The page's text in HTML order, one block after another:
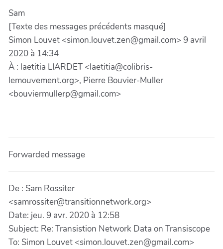
Sam
[Texte des messages précédents masqué]
Simon Louvet <simon.louvet.zen@gmail.com> 9 avril
2020 à 14:34
À : laetitia LIARDET <laetitia@colibris-
lemouvement.org>, Pierre Bouvier-Muller
<bouviermullerp@gmail.com>
Forwarded message
De : Sam Rossiter
<samrossiter@transitionnetwork.org>
Date: jeu. 9 avr. 2020 à 12:58
Subject: Re: Transistion Network Data on Transiscope
To: Simon Louvet <simon.louvet.zen@gmail.com>